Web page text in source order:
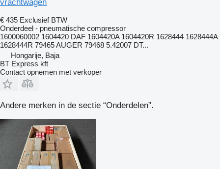
vrachtwagen
€ 435 Exclusief BTW
Onderdeel - pneumatische compressor
1600060002 1604420 DAF 1604420A 1604420R 1628444 1628444A
1628444R 79465 AUGER 79468 5.42007 DT...
Hongarije, Baja
BT Express kft
Contact opnemen met verkoper
Andere merken in de sectie “Onderdelen”.